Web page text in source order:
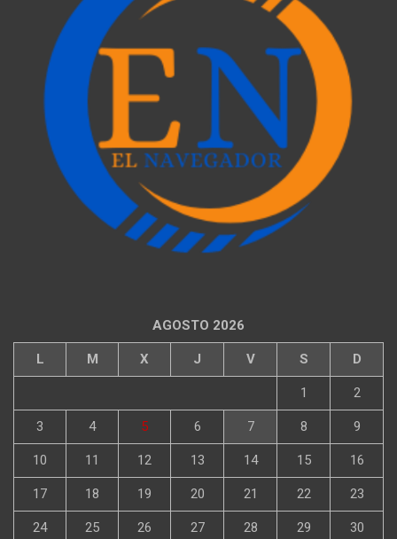
AGOSTO 2026
L M X J V S D
1 2
3 4 5 6 7 8 9
10 11 12 13 14 15 16
17 18 19 20 21 22 23
24 25 26 27 28 29 30